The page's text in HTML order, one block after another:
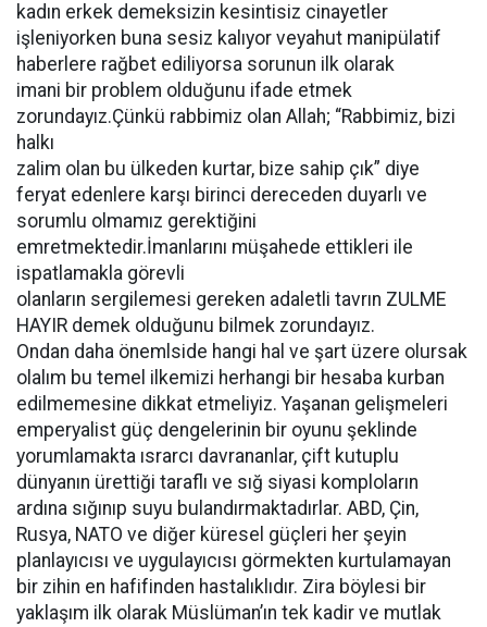
kadın erkek demeksizin kesintisiz cinayetler
işleniyorken buna sesiz kalıyor veyahut manipülatif
haberlere rağbet ediliyorsa sorunun ilk olarak
imani bir problem olduğunu ifade etmek
zorundayız.Çünkü rabbimiz olan Allah; “Rabbimiz, bizi
halkı
zalim olan bu ülkeden kurtar, bize sahip çık” diye
feryat edenlere karşı birinci dereceden duyarlı ve
sorumlu olmamız gerektiğini
emretmektedir.İmanlarını müşahede ettikleri ile
ispatlamakla görevli
olanların sergilemesi gereken adaletli tavrın ZULME
HAYIR demek olduğunu bilmek zorundayız.
Ondan daha önemlside hangi hal ve şart üzere olursak
olalım bu temel ilkemizi herhangi bir hesaba kurban
edilmemesine dikkat etmeliyiz. Yaşanan gelişmeleri
emperyalist güç dengelerinin bir oyunu şeklinde
yorumlamakta ısrarcı davrananlar, çift kutuplu
dünyanın ürettiği taraflı ve sığ siyasi komploların
ardına sığınıp suyu bulandırmaktadırlar. ABD, Çin,
Rusya, NATO ve diğer küresel güçleri her şeyin
planlayıcısı ve uygulayıcısı görmekten kurtulamayan
bir zihin en hafifinden hastalıklıdır. Zira böylesi bir
yaklaşım ilk olarak Müslüman’ın tek kadir ve mutlak